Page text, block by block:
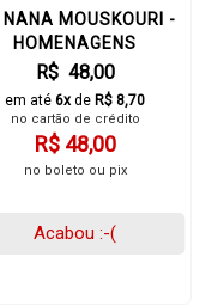
NANA MOUSKOURI -
HOMENAGENS
R$ 48,00
em até 6xde R$ 8,70
no cartão de crédito
R$ 48,00
no boleto ou pix
Acabou :-(